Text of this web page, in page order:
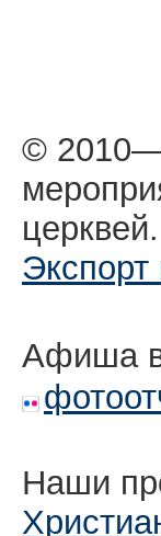
©
Афиша в
Наши